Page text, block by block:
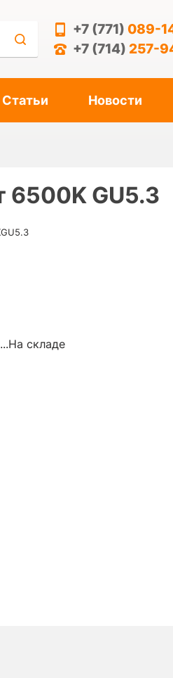
+7 (771) 089-
+7 (714) 257-
Статьи Новости
6500K GU5.3
На складе